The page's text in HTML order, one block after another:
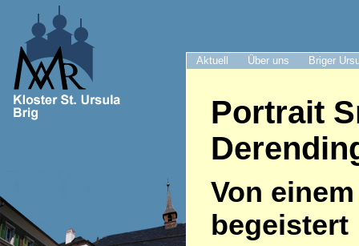
Aktuell Über uns Briger
Portrait
Von
begeistert